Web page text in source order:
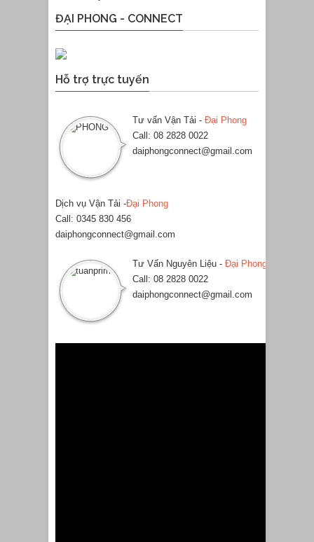
ĐẠI PHONG - CONNECT
Hỗ trợ trực tuyến
Tư vấn Vận Tải - Đại Phong
Call: 08 2828 0022
daiphongconnect@gmail.com
Dịch vụ Vận Tải -Đại Phong
Call: 0345 830 456
daiphongconnect@gmail.com
Tư Vấn Nguyên Liệu - Đại Phong
Call: 08 2828 0022
daiphongconnect@gmail.com